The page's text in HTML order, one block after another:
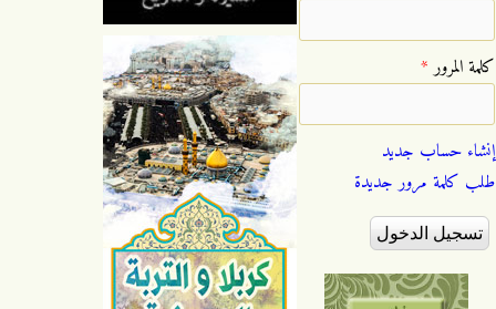
‏كلمة المرور ‏*
إنشاء حساب جديد
طلب كلمة مرور جديدة